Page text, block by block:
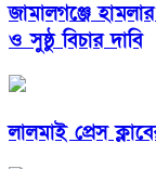
জামালগঞ্জে
ও সুষ্ঠু বিচার দাবি
লালমাই প্রেস